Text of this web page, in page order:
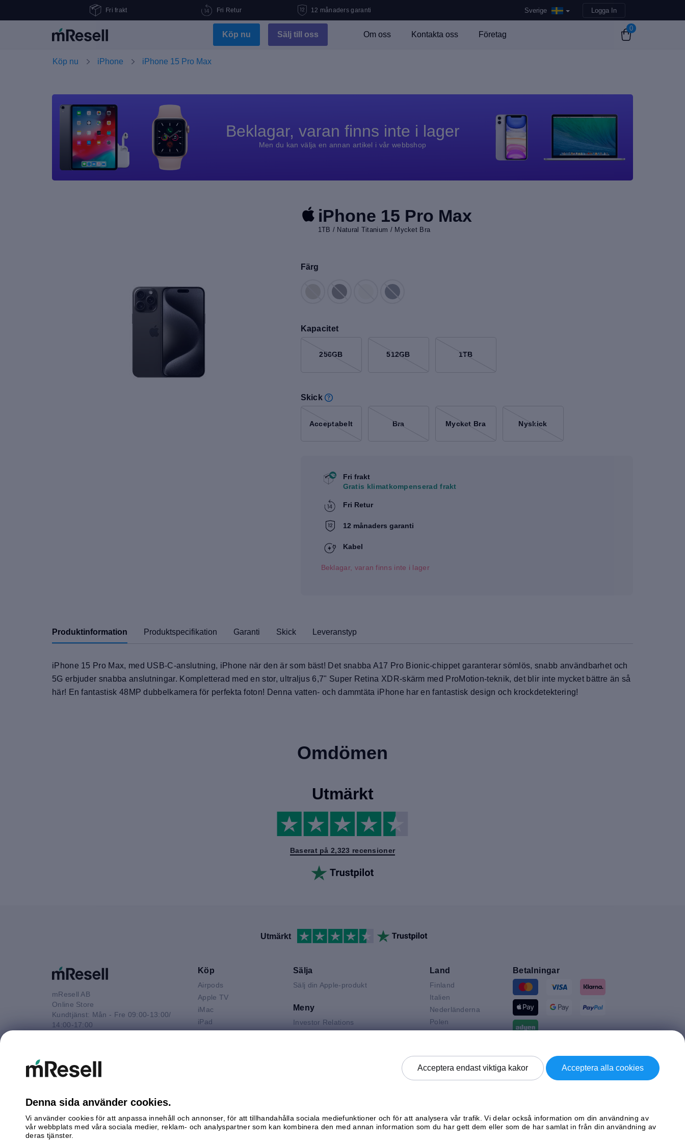
Fri frakt Fri Retur 12 månaders garanti Sverige Logga In
Köp nu Sälj till oss Om oss Kontakta oss Företag
0
Köp nu iPhone iPhone 15 Pro Max
Beklagar, varan finns inte i lager
Men du kan välja en annan artikel i vår webbshop
iPhone 15 Pro Max
1TB / Natural Titanium / Mycket Bra
Färg
Kapacitet
256GB 512GB 1TB
Skick
Acceptabelt Bra Mycket Bra Nyskick
Fri frakt
Gratis klimatkompenserad frakt
Fri Retur
12 månaders garanti
Kabel
Beklagar, varan finns inte i lager
Produktinformation Produktspecifikation Garanti Skick Leveranstyp
iPhone 15 Pro Max, med USB-C-anslutning, iPhone när den är som bäst! Det snabba A17 Pro Bionic-chippet garanterar sömlös, snabb användbarhet och
5G erbjuder snabba anslutningar. Kompletterad med en stor, ultraljus 6,7" Super Retina XDR-skärm med ProMotion-teknik, det blir inte mycket bättre än så
här! En fantastisk 48MP dubbelkamera för perfekta foton! Denna vatten- och dammtäta iPhone har en fantastisk design och krockdetektering!
Omdömen
Utmärkt
Baserat på 2,323 recensioner
Utmärkt
mResell AB
Online Store
Kundtjänst: Mån - Fre 09:00-13:00/
14:00-17:00
kontakt@mresell.se
Köp
Airpods
Apple TV
iMac
iPad
Watch
Android
Sälja
Sälj din Apple-produkt
Meny
Investor Relations
Kontrollera status
Land
Finland
Italien
Nederländerna
Polen
Sverige
Tyskland
Österrike
Betalningar
Leverans av
Acceptera endast viktiga kakor
Acceptera alla cookies
Denna sida använder cookies.
Vi använder cookies för att anpassa innehåll och annonser, för att tillhandahålla sociala mediefunktioner och för att analysera vår trafik. Vi delar också information om din användning av
vår webbplats med våra sociala medier, reklam- och analyspartner som kan kombinera den med annan information som du har gett dem eller som de har samlat in från din användning av
deras tjänster.